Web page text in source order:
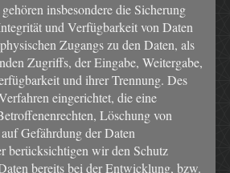
insbesondere die Sicherung
und Verfügbarkeit von Daten
Zugangs zu den Daten, als
Zugriffs, der Eingabe, Weitergabe,
und ihrer Trennung. Des
eingerichtet, die eine
Löschung von
Gefährdung der Daten
berücksichtigen wir den Schutz
bereits bei der Entwicklung, bzw.